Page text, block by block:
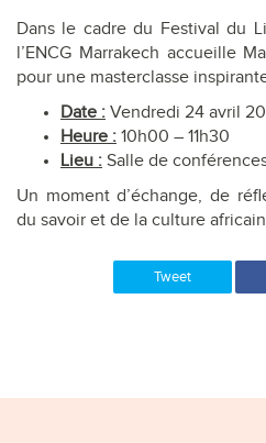
Dans le cadre du Festival du
l’ENCG Marrakech accueille
pour une masterclasse
Date : Vendredi 24 avril
Heure : 10h00 – 11h30
Lieu : Salle de
Un moment d’échange, de
du savoir et de la culture
Tweet